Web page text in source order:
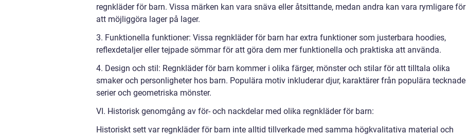
regnkläder för barn. Vissa märken kan vara snäva eller åtsittande, medan andra kan vara rymligare för
att möjliggöra lager på lager.
3. Funktionella funktioner: Vissa regnkläder för barn har extra funktioner som justerbara hoodies,
reflexdetaljer eller tejpade sömmar för att göra dem mer funktionella och praktiska att använda.
4. Design och stil: Regnkläder för barn kommer i olika färger, mönster och stilar för att tilltala olika
smaker och personligheter hos barn. Populära motiv inkluderar djur, karaktärer från populära tecknade
serier och geometriska mönster.
VI. Historisk genomgång av för- och nackdelar med olika regnkläder för barn:
Historiskt sett var regnkläder för barn inte alltid tillverkade med samma högkvalitativa material och